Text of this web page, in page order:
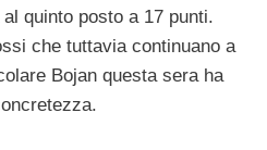
quinto posto a 17 punti.
che tuttavia continuano a
Bojan questa sera ha